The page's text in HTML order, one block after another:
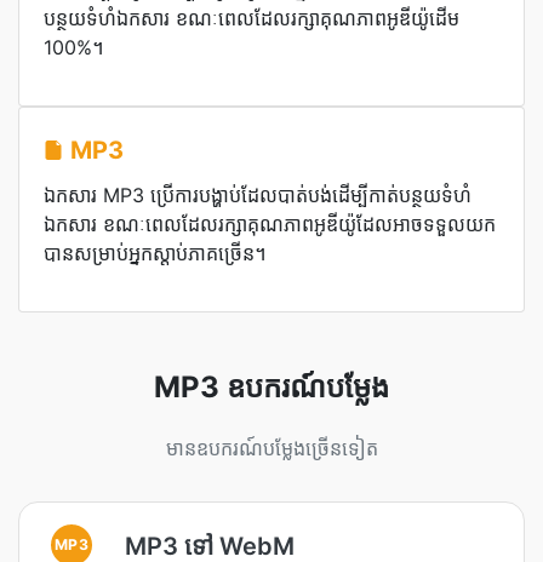
បន្ថយទំហំឯកសារ ខណៈពេលដែលរក្សាគុណភាពអូឌីយ៉ូដើម
100%។
MP3
ឯកសារ MP3 ប្រើការបង្ហាប់ដែលបាត់បង់ដើម្បីកាត់បន្ថយទំហំ
ឯកសារ ខណៈពេលដែលរក្សាគុណភាពអូឌីយ៉ូដែលអាចទទួលយក
បានសម្រាប់អ្នកស្តាប់ភាគច្រើន។
MP3 ឧបករណ៍បម្លែង
មានឧបករណ៍បម្លែងច្រើនទៀត
MP3 MP3 ទៅ WebM